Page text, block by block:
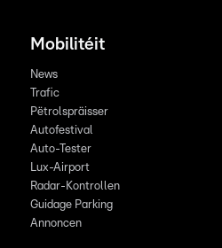
Mobilitéit
News
Trafic
Pëtrolspräisser
Autofestival
Auto-Tester
Lux-Airport
Radar-Kontrollen
Guidage Parking
Annoncen